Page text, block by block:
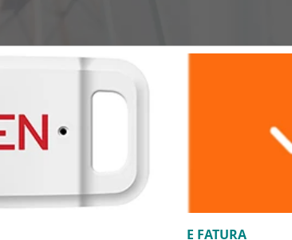
E FATURA